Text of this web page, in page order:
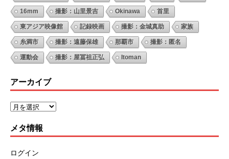
16mm 撮影：山里景吉 Okinawa 首里
東アジア映像館 記録映画 撮影：金城真助 家族
糸満市 撮影：遠藤保雄 那覇市 撮影：匿名
運動会 撮影：屋冨祖正弘 Itoman
アーカイブ
メタ情報
ログイン